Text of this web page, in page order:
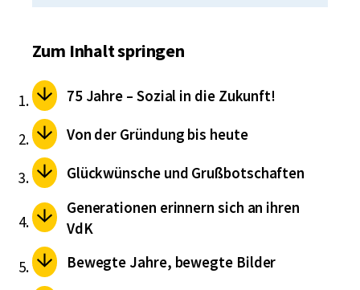
Zum Inhalt springen
75 Jahre – Sozial in die Zukunft!
Von der Gründung bis heute
Glückwünsche und Grußbotschaften
Generationen erinnern sich an ihren
VdK
Bewegte Jahre, bewegte Bilder